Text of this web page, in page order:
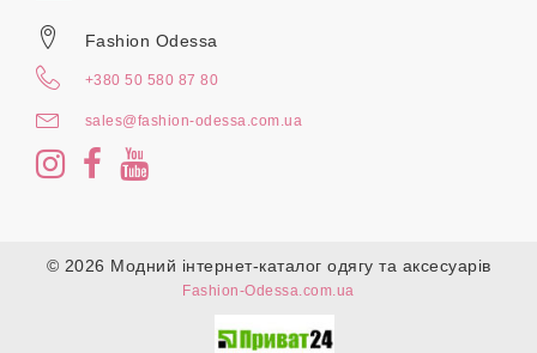
Fashion Odessa
+380 50 580 87 80
sales@fashion-odessa.com.ua
© 2026 Модний інтернет-каталог одягу та аксесуарів
Fashion-Odessa.com.ua